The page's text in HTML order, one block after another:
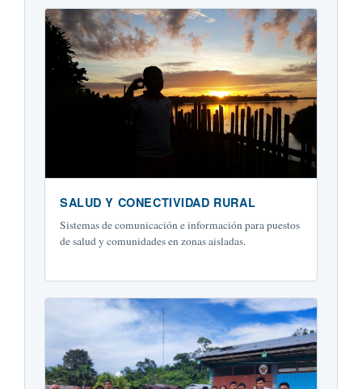
SALUD Y CONECTIVIDAD RURAL
Sistemas de comunicación e información para puestos
de salud y comunidades en zonas aisladas.